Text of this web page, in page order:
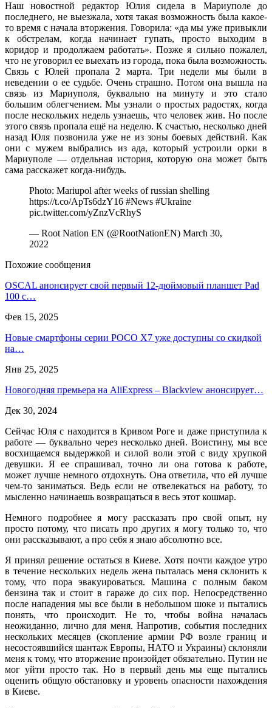
Наш новостной редактор Юлия сидела в Мариуполе до
последнего, не выезжала, хотя такая возможность была какое-
то время с начала вторжения. Говорила: «да мы уже привыкли
к обстрелам, когда начинает гупать, просто выходим в
коридор и продолжаем работать». Позже я сильно пожалел,
что не уговорил ее выехать из города, пока была возможность.
Связь с Юлей пропала 2 марта. Три недели мы были в
неведении о ее судьбе. Очень страшно. Потом она вышла на
связь из Мариуполя, буквально на минуту и это стало
большим облегчением. Мы узнали о простых радостях, когда
после нескольких недель узнаешь, что человек жив. Но после
этого связь пропала ещё на неделю. К счастью, несколько дней
назад Юля позвонила уже не из зоны боевых действий. Как
они с мужем выбрались из ада, который устроили орки в
Мариуполе — отдельная история, которую она может быть
сама расскажет когда-нибудь.
Photo: Mariupol after weeks of russian shelling
https://t.co/ApTs6dzY16 #News #Ukraine
pic.twitter.com/yZnzVcRhyS
— Root Nation EN (@RootNationEN) March 30,
2022
Похожие сообщения
OSCAL анонсирует свой первый 12-дюймовый планшет Pad
100 с…
Фев 15, 2025
Новые смартфоны серии POCO X7 уже доступны со скидкой
на…
Янв 25, 2025
Новогодняя премьера на AliExpress – Blackview анонсирует…
Дек 30, 2024
Сейчас Юля с находится в Кривом Роге и даже приступила к
работе — буквально через несколько дней. Воистину, мы все
восхищаемся выдержкой и силой воли этой с виду хрупкой
девушки. Я ее спрашивал, точно ли она готова к работе,
может лучше немного отдохнуть. Она ответила, что ей лучше
чем-то заниматься. Ведь если не отвелекаться на работу, то
мысленно начинаешь возвращаться в весь этот кошмар.
Немного подробнее я могу рассказать про свой опыт, ну
просто потому, что писать про других я могу только то, что
они рассказывают, а про себя я знаю абсолютно все.
Я принял решение остаться в Киеве. Хотя почти каждое утро
в течение нескольких недель жена пыталась меня склонить к
тому, что пора эвакуироваться. Машина с полным баком
бензина так и стоит в гараже до сих пор. Непосредственно
после нападения мы все были в небольшом шоке и пытались
понять, что происходит. Не то, чтобы война началась
неожиданно, лично для меня. Напротив, события последних
нескольких месяцев (скопление армии РФ возле границ и
несостоявшийся шантаж Европы, НАТО и Украины) склоняли
меня к тому, что вторжение произойдет обязательно. Путин не
мог уйти просто так. Но в первый день мы еще пытались
оценить общую обстановку и уровень опасности нахождения
в Киеве.